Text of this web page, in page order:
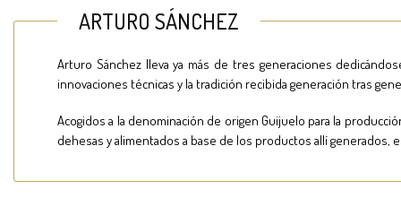
ARTURO SÁNCHEZ
Arturo Sánchez lleva ya más de tres generaciones
innovaciones técnicas y la tradición recibida generación tras
Acogidos a la denominación de origen Guijuelo para la
dehesas y alimentados a base de los productos allí generados,